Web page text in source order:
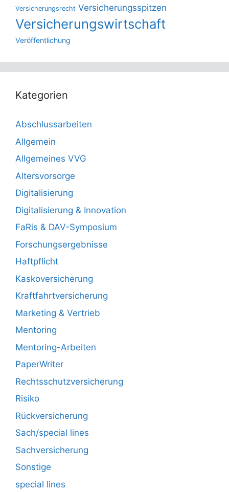
Versicherungsrecht Versicherungsspitzen
Versicherungswirtschaft
Veröffentlichung
Kategorien
Abschlussarbeiten
Allgemein
Allgemeines VVG
Altersvorsorge
Digitalisierung
Digitalisierung & Innovation
FaRis & DAV-Symposium
Forschungsergebnisse
Haftpflicht
Kaskoversicherung
Kraftfahrtversicherung
Marketing & Vertrieb
Mentoring
Mentoring-Arbeiten
PaperWriter
Rechtsschutzversicherung
Risiko
Rückversicherung
Sach/special lines
Sachversicherung
Sonstige
special lines